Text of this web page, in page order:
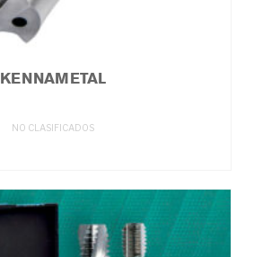
KENNAMETAL
NO CLASIFICADOS